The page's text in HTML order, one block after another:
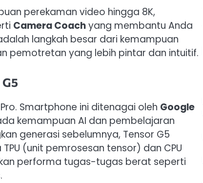
perekaman video hingga 8K,
Camera Coachyang membantu Anda
langkah besar dari kemampuan
pemotretan yang lebih pintar dan intuitif.
Smartphone ini ditenagai oleh Google
kemampuan AI dan pembelajaran
generasi sebelumnya, Tensor G5
(unit pemrosesan tensor) dan CPU
performa tugas-tugas berat seperti